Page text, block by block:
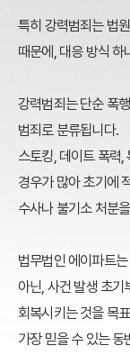
특히 강력범죄는 법
때문에, 대응 방식
강력범죄는 단순 폭
범죄로 분류됩니다.
스토킹, 데이트 폭력,
경우가 많아 초기에
수사나 불기소 처분
법무법인 에이파트
아닌, 사건 발생 초기
회복시키는 것을 목
가장 믿을 수 있는